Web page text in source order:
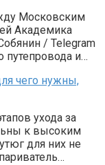
Московским
Академика
/ Telegram
путепровода и…
чего нужны,
ухода за
к высоким
для них не